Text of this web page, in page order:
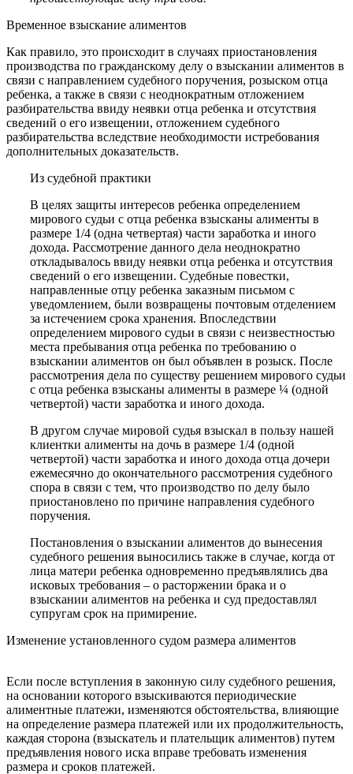
Временное взыскание алиментов
Как правило, это происходит в случаях приостановления
производства по гражданскому делу о взыскании алиментов в
связи с направлением судебного поручения, розыском отца
ребенка, а также в связи с неоднократным отложением
разбирательства ввиду неявки отца ребенка и отсутствия
сведений о его извещении, отложением судебного
разбирательства вследствие необходимости истребования
дополнительных доказательств.
Из судебной практики
В целях защиты интересов ребенка определением
мирового судьи с отца ребенка взысканы алименты в
размере 1/4 (одна четвертая) части заработка и иного
дохода. Рассмотрение данного дела неоднократно
откладывалось ввиду неявки отца ребенка и отсутствия
сведений о его извещении. Судебные повестки,
направленные отцу ребенка заказным письмом с
уведомлением, были возвращены почтовым отделением
за истечением срока хранения. Впоследствии
определением мирового судьи в связи с неизвестностью
места пребывания отца ребенка по требованию о
взыскании алиментов он был объявлен в розыск. После
рассмотрения дела по существу решением мирового судьи
с отца ребенка взысканы алименты в размере ¼ (одной
четвертой) части заработка и иного дохода.
В другом случае мировой судья взыскал в пользу нашей
клиентки алименты на дочь в размере 1/4 (одной
четвертой) части заработка и иного дохода отца дочери
ежемесячно до окончательного рассмотрения судебного
спора в связи с тем, что производство по делу было
приостановлено по причине направления судебного
поручения.
Постановления о взыскании алиментов до вынесения
судебного решения выносились также в случае, когда от
лица матери ребенка одновременно предъявлялись два
исковых требования – о расторжении брака и о
взыскании алиментов на ребенка и суд предоставлял
супругам срок на примирение.
Изменение установленного судом размера алиментов
Если после вступления в законную силу судебного решения,
на основании которого взыскиваются периодические
алиментные платежи, изменяются обстоятельства, влияющие
на определение размера платежей или их продолжительность,
каждая сторона (взыскатель и плательщик алиментов) путем
предъявления нового иска вправе требовать изменения
размера и сроков платежей.